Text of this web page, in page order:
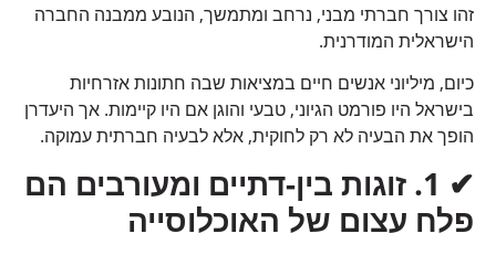
זהו צורך חברתי מבני, נרחב ומתמשך, הנובע ממבנה החברה
הישראלית המודרנית.
כיום, מיליוני אנשים חיים במציאות שבה חתונות אזרחיות
בישראל היו פורמט הגיוני, טבעי והוגן אם היו קיימות. אך היעדרן
הופך את הבעיה לא רק לחוקית, אלא לבעיה חברתית עמוקה.
✔
1.
זוגות בין-דתיים ומעורבים הם
פלח עצום של האוכלוסייה